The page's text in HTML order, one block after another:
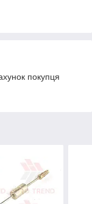
покупця